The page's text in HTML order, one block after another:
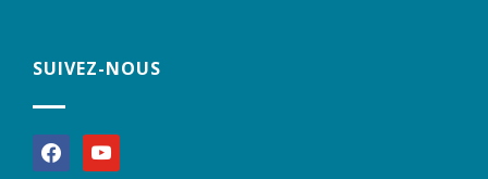
SUIVEZ-NOUS
facebookyoutube